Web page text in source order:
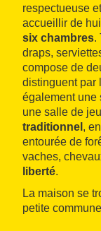
respectueuse
accueillir de
six chambres.
draps,
compose de
distinguent par
également une
une salle de
traditionnel ,
entourée de
vaches,
liberté.
La maison se
petite